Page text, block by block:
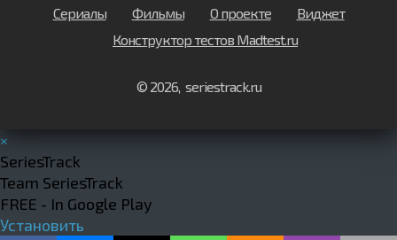
Сериалы Фильмы О проекте
Виджет
Конструктор тестов Madtest.ru
© 2026, seriestrack.ru
×
SeriesTrack
Team SeriesTrack
FREE - In Google Play
Установить